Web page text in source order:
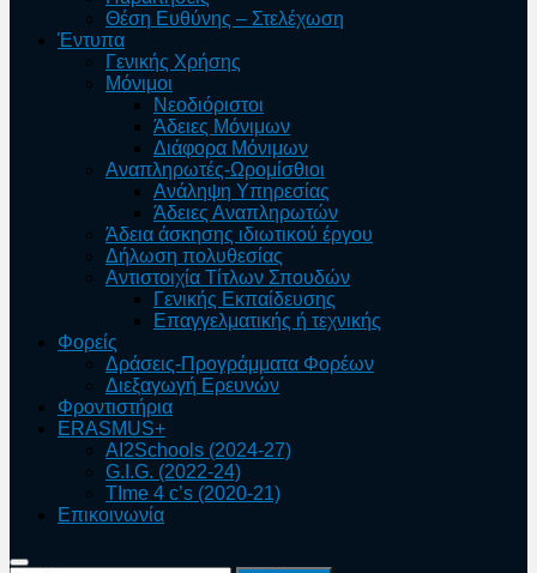
Θέση Ευθύνης – Στελέχωση
Έντυπα
Γενικής Χρήσης
Μόνιμοι
Νεοδιόριστοι
Άδειες Μόνιμων
Διάφορα Μόνιμων
Αναπληρωτές-Ωρομίσθιοι
Ανάληψη Υπηρεσίας
Άδειες Αναπληρωτών
Άδεια άσκησης ιδιωτικού έργου
Δήλωση πολυθεσίας
Αντιστοιχία Τίτλων Σπουδών
Γενικής Εκπαίδευσης
Επαγγελματικής ή τεχνικής
Φορείς
Δράσεις-Προγράμματα Φορέων
Διεξαγωγή Ερευνών
Φροντιστήρια
ERASMUS+
AI2Schools (2024-27)
G.I.G. (2022-24)
TIme 4 c’s (2020-21)
Επικοινωνία